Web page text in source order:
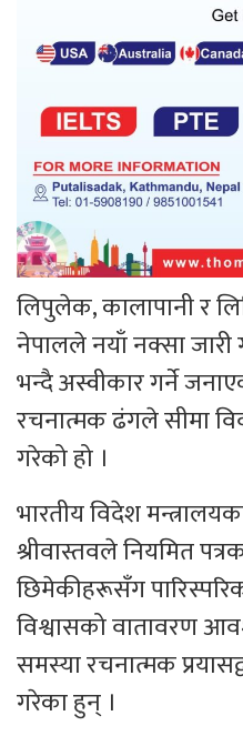
लिपुलेक, कालापानी र
नेपालले नयाँ नक्सा
भन्दै अस्वीकार गर्ने
रचनात्मक ढंगले सीमा
गरेको हो ।
भारतीय विदेश
श्रीवास्तवले नियमित
छिमेकीहरूसँग
विश्वासको वातावरण
समस्या रचनात्मक
गरेका हुन् ।